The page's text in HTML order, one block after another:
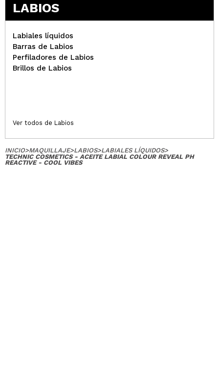
LABIOS
Labiales líquidos
Barras de Labios
Perfiladores de Labios
Brillos de Labios
Ver todos de Labios
INICIO>MAQUILLAJE>LABIOS>LABIALES LÍQUIDOS>
TECHNIC COSMETICS - ACEITE LABIAL COLOUR REVEAL PH
REACTIVE - COOL VIBES